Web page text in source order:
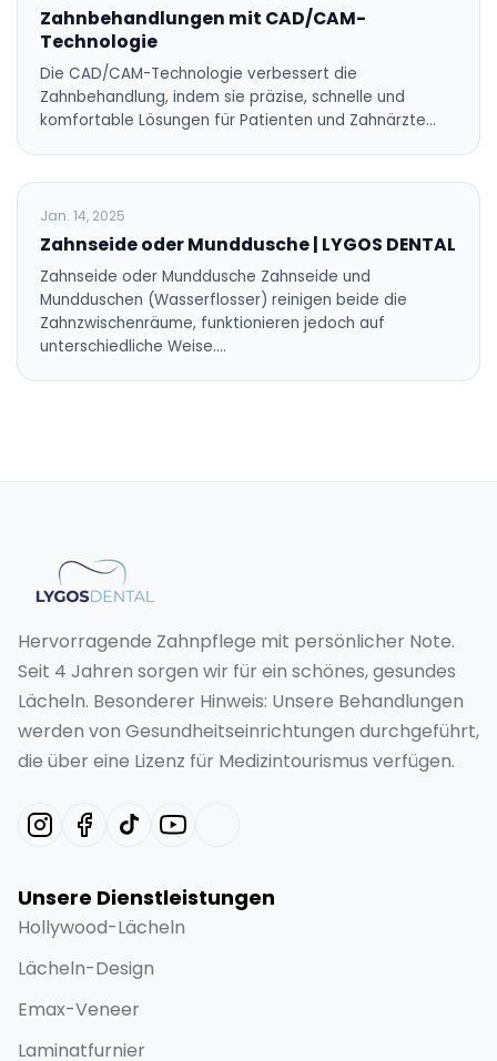
Zahnbehandlungen mit CAD/CAM-
Technologie
Die CAD/CAM-Technologie verbessert die
Zahnbehandlung, indem sie präzise, schnelle und
komfortable Lösungen für Patienten und Zahnärzte…
BLOG
Jan. 14, 2025
Zahnseide oder Munddusche | LYGOS DENTAL
Zahnseide oder Munddusche Zahnseide und
Mundduschen (Wasserflosser) reinigen beide die
Zahnzwischenräume, funktionieren jedoch auf
unterschiedliche Weise.…
Hervorragende Zahnpflege mit persönlicher Note.
Seit 4 Jahren sorgen wir für ein schönes, gesundes
Lächeln. Besonderer Hinweis: Unsere Behandlungen
werden von Gesundheitseinrichtungen durchgeführt,
die über eine Lizenz für Medizintourismus verfügen.
Unsere Dienstleistungen
Hollywood-Lächeln
Lächeln-Design
Emax-Veneer
Laminatfurnier